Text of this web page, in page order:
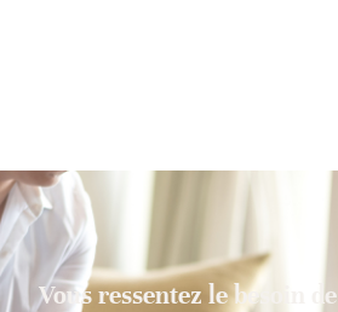
Vous ressentez le besoin